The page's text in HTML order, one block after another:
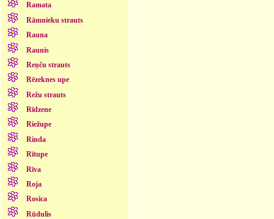
Ramata
Rāmnieku strauts
Rauna
Raunis
Reņču strauts
Rēzeknes upe
Režu strauts
Rīdzene
Riežupe
Rinda
Rītupe
Rīva
Roja
Rosica
Rūdulis